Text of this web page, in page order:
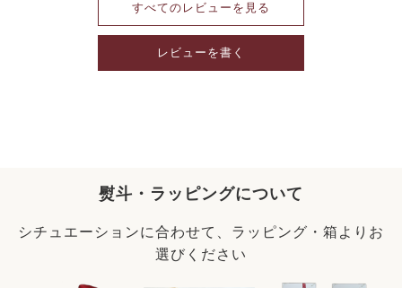
すべてのレビューを見る
レビューを書く
熨斗・ラッピングについて
シチュエーションに合わせて、ラッピング・箱よりお
選びください